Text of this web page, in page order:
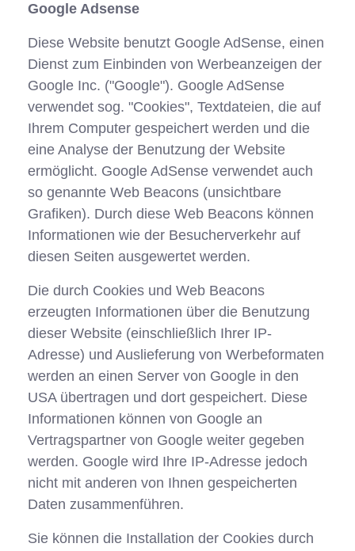
Google Adsense
Diese Website benutzt Google AdSense, einen
Dienst zum Einbinden von Werbeanzeigen der
Google Inc. ("Google"). Google AdSense
verwendet sog. "Cookies", Textdateien, die auf
Ihrem Computer gespeichert werden und die
eine Analyse der Benutzung der Website
ermöglicht. Google AdSense verwendet auch
so genannte Web Beacons (unsichtbare
Grafiken). Durch diese Web Beacons können
Informationen wie der Besucherverkehr auf
diesen Seiten ausgewertet werden.
Die durch Cookies und Web Beacons
erzeugten Informationen über die Benutzung
dieser Website (einschließlich Ihrer IP-
Adresse) und Auslieferung von Werbeformaten
werden an einen Server von Google in den
USA übertragen und dort gespeichert. Diese
Informationen können von Google an
Vertragspartner von Google weiter gegeben
werden. Google wird Ihre IP-Adresse jedoch
nicht mit anderen von Ihnen gespeicherten
Daten zusammenführen.
Sie können die Installation der Cookies durch